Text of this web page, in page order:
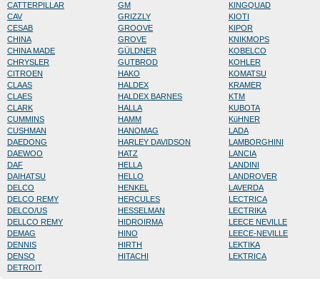
CATTERPILLAR
CAV
CESAB
CHINA
CHINA MADE
CHRYSLER
CITROEN
CLAAS
CLAES
CLARK
CUMMINS
CUSHMAN
DAEDONG
DAEWOO
DAF
DAIHATSU
DELCO
DELCO REMY
DELCO/US
DELLCO REMY
DEMAG
DENNIS
DENSO
DETROIT
GM
GRIZZLY
GROOVE
GROVE
GÜLDNER
GUTBROD
HAKO
HALDEX
HALDEX BARNES
HALLA
HAMM
HANOMAG
HARLEY DAVIDSON
HATZ
HELLA
HELLO
HENKEL
HERCULES
HESSELMAN
HIDROIRMA
HINO
HIRTH
HITACHI
KINGQUAD
KIOTI
KIPOR
KNIKMOPS
KOBELCO
KOHLER
KOMATSU
KRAMER
KTM
KUBOTA
KüHNER
LADA
LAMBORGHINI
LANCIA
LANDINI
LANDROVER
LAVERDA
LECTRICA
LECTRIKA
LEECE NEVILLE
LEECE-NEVILLE
LEKTIKA
LEKTRICA